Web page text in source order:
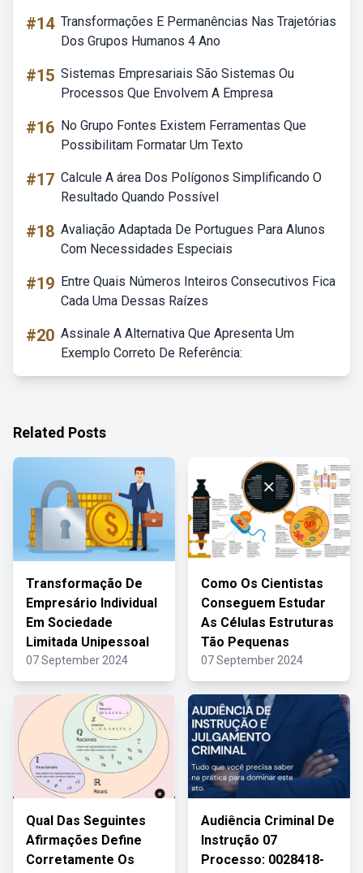
#14 Transformações E Permanências Nas Trajetórias
Dos Grupos Humanos 4 Ano
#15 Sistemas Empresariais São Sistemas Ou
Processos Que Envolvem A Empresa
#16 No Grupo Fontes Existem Ferramentas Que
Possibilitam Formatar Um Texto
#17 Calcule A área Dos Polígonos Simplificando O
Resultado Quando Possível
#18 Avaliação Adaptada De Portugues Para Alunos
Com Necessidades Especiais
#19 Entre Quais Números Inteiros Consecutivos Fica
Cada Uma Dessas Raízes
#20 Assinale A Alternativa Que Apresenta Um
Exemplo Correto De Referência:
Related Posts
Transformação De
Empresário Individual
Em Sociedade
Limitada Unipessoal
07 September 2024
Como Os Cientistas
Conseguem Estudar
As Células Estruturas
Tão Pequenas
07 September 2024
Qual Das Seguintes
Afirmações Define
Corretamente Os
Audiência Criminal De
Instrução 07
Processo: 0028418-